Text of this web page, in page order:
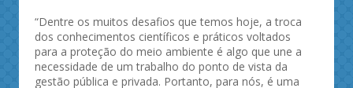
“Dentre os muitos desafios que temos hoje, a troca
dos conhecimentos científicos e práticos voltados
para a proteção do meio ambiente é algo que une a
necessidade de um trabalho do ponto de vista da
gestão pública e privada. Portanto, para nós, é uma